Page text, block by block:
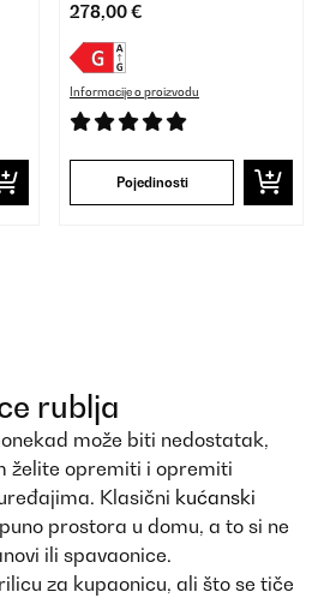
278,00 €
Informacije o proizvodu
Pojedinosti
rublja
može biti nedostatak,
želite opremiti i opremiti
Klasični kućanski
prostora u domu, a to si ne
ili spavaonice.
za kupaonicu, ali što se tiče